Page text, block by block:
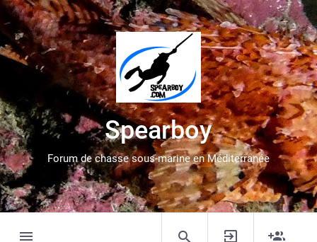
Spearboy
Forum de chasse sous-marine en Méditerranée